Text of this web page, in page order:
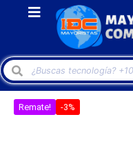
Remate! -3%